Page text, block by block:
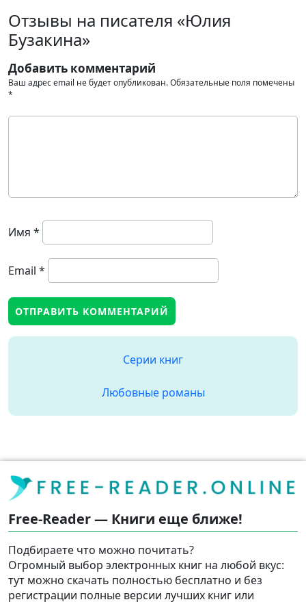
Отзывы на писателя «Юлия
Бузакина»
Добавить комментарий
Ваш адрес email не будет опубликован.Обязательные поля помечены
*
Имя *
Email *
Серии книг
Любовные романы
Free-Reader — Книги еще ближе!
Подбираете что можно почитать?
Огромный выбор электронных книг на любой вкус:
тут можно скачать полностью бесплатно и без
регистрации полные версии лучших книг или